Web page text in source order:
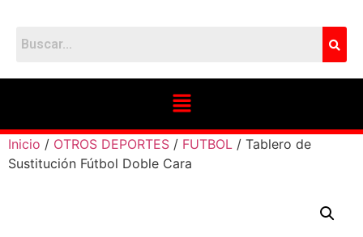
Inicio / OTROS DEPORTES / FUTBOL / Tablero de
Sustitución Fútbol Doble Cara